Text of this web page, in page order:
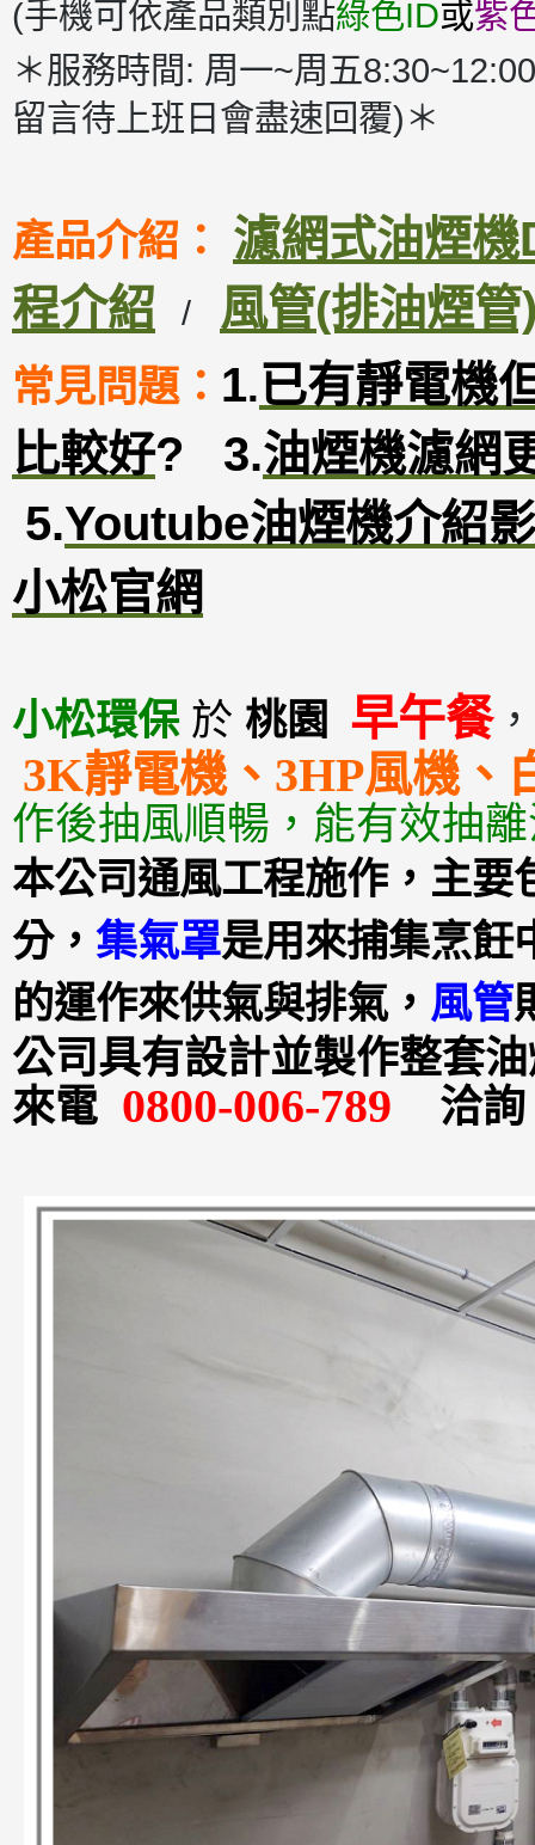
(手機可依產品類別點綠色ID或紫
＊服務時間: 周一~周五
留言待上班日會盡速回覆)＊
產品介紹： 濾網式油煙
程介紹
/ 風管(排油煙管
常見問題： 1.已有靜電機
比較好? 3.油煙機濾網
5.Youtube油煙機介紹
小松官網
小松環保 於 桃園 早午餐
3K靜電機、3HP風機、
作後抽風順暢，能有效抽
本公司通風工程施作，主要
分， 集氣罩是用來捕集烹飪
的運作來供氣與排氣， 風管
公司具有設計並製作整套
來電 0800-006-789 洽